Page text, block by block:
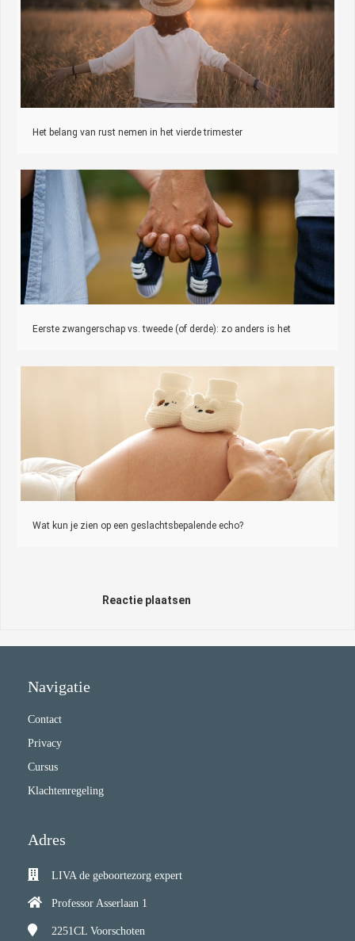
Het belang van rust nemen in het vierde trimester
Eerste zwangerschap vs. tweede (of derde): zo anders is het
Wat kun je zien op een geslachtsbepalende echo?
Reactie plaatsen
Navigatie
Contact
Privacy
Cursus
Klachtenregeling
Adres
LIVA de geboortezorg expert
Professor Asserlaan 1
2251CL Voorschoten